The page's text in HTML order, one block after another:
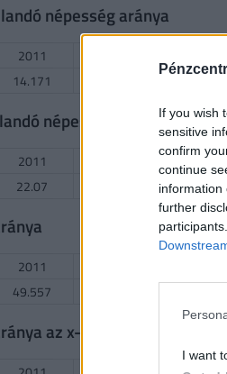
If you wish
sensitive
confirm
continue
information
further
I want
népesség aránya
2011
14.171 13.912
népesség aránya
2011 2013
22.07 23.224
2011
49.557
az x-1 millió FT-os sávon